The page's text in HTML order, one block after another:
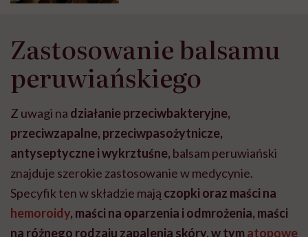
Zastosowanie balsamu
peruwiańskiego
Z uwagi na działanie przeciwbakteryjne,
przeciwzapalne, przeciwpasożytnicze,
antyseptyczne i wykrztuśne, balsam peruwiański
znajduje szerokie zastosowanie w medycynie.
Specyfik ten w składzie mają czopki oraz maści na
hemoroidy, maści na oparzenia i odmrożenia, maści
na różnego rodzaju zapalenia skóry, w tym atopowe